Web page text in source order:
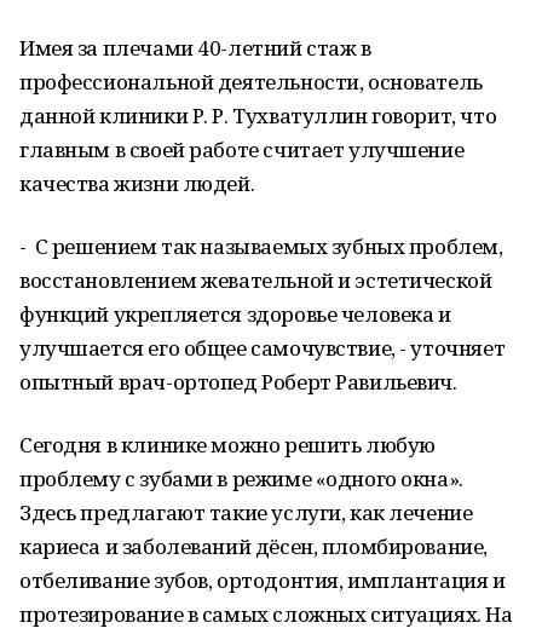
Имея за плечами 40-летний стаж в
профессиональной деятельности, основатель
данной клиники Р. Р. Тухватуллин говорит, что
главным в своей работе считает улучшение
качества жизни людей.
- С решением так называемых зубных проблем,
восстановлением жевательной и эстетической
функций укрепляется здоровье человека и
улучшается его общее самочувствие, - уточняет
опытный врач-ортопед Роберт Равильевич.
Сегодня в клинике можно решить любую
проблему с зубами в режиме «одного окна».
Здесь предлагают такие услуги, как лечение
кариеса и заболеваний дёсен, пломбирование,
отбеливание зубов, ортодонтия, имплантация и
протезирование в самых сложных ситуациях. На